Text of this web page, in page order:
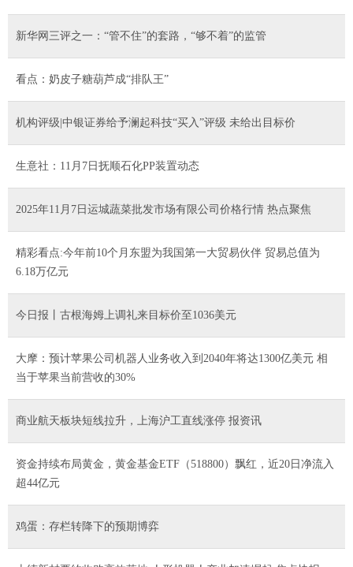
新华网三评之一：“管不住”的套路，“够不着”的监管
看点：奶皮子糖葫芦成“排队王”
机构评级|中银证券给予澜起科技“买入”评级 未给出目标价
生意社：11月7日抚顺石化PP装置动态
2025年11月7日运城蔬菜批发市场有限公司价格行情 热点聚焦
精彩看点:今年前10个月东盟为我国第一大贸易伙伴 贸易总值为
6.18万亿元
今日报丨古根海姆上调礼来目标价至1036美元
大摩：预计苹果公司机器人业务收入到2040年将达1300亿美元 相
当于苹果当前营收的30%
商业航天板块短线拉升，上海沪工直线涨停 报资讯
资金持续布局黄金，黄金基金ETF（518800）飘红，近20日净流入
超44亿元
鸡蛋：存栏转降下的预期博弈